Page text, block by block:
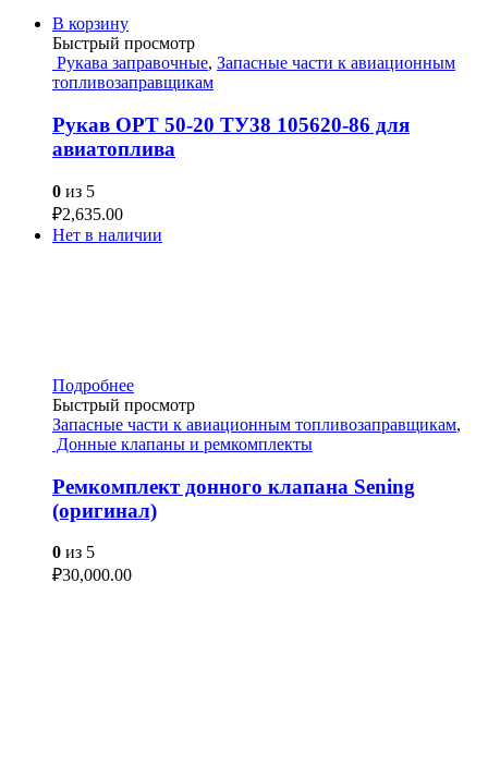
В корзину
Быстрый просмотр
Рукава заправочные, Запасные части к авиационным
топливозаправщикам
Рукав ОРТ 50-20 ТУ38 105620-86 для
авиатоплива
0 из 5
₽2,635.00
Нет в наличии
Подробнее
Быстрый просмотр
Запасные части к авиационным топливозаправщикам,
Донные клапаны и ремкомплекты
Ремкомплект донного клапана Sening
(оригинал)
0 из 5
₽30,000.00